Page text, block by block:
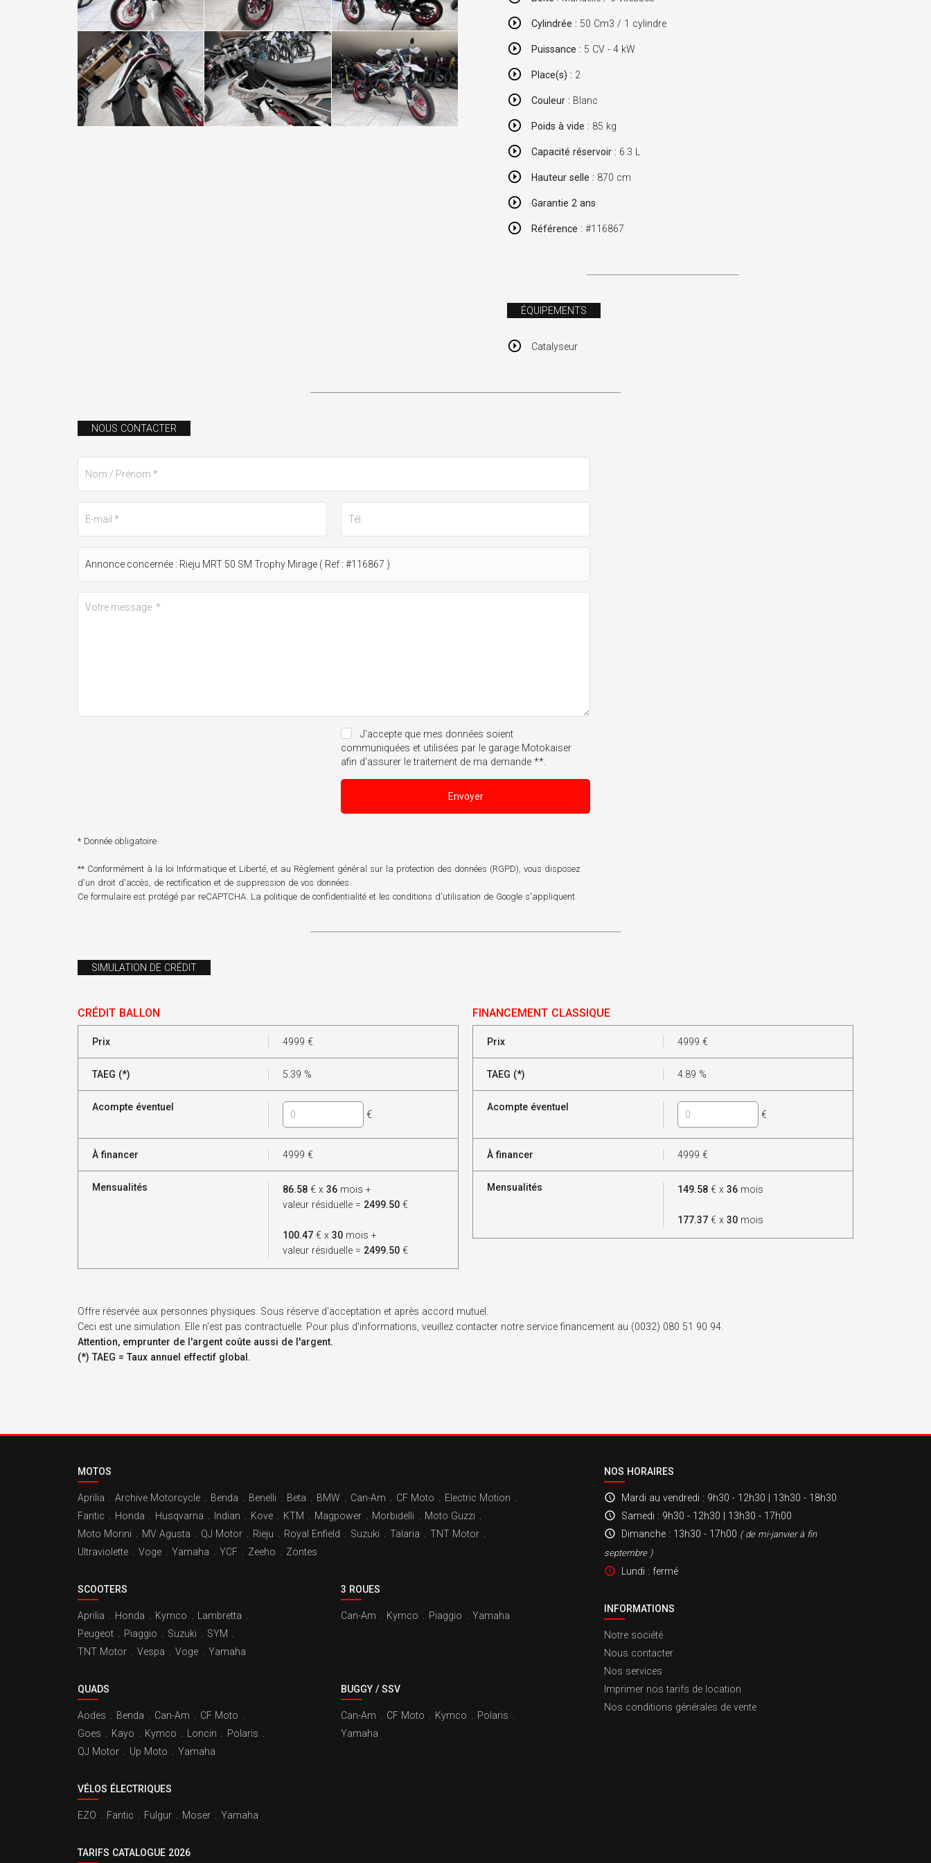
Cylindrée : 50 Cm3 / 1 cylindre
Puissance : 5 CV - 4 kW
Place(s) : 2
Couleur : Blanc
Poids à vide : 85 kg
Capacité réservoir : 6.3 L
Hauteur selle : 870 cm
Garantie 2 ans
Référence : #116867
ÉQUIPEMENTS
Catalyseur
NOUS CONTACTER
J'accepte que mes données soient
communiquées et utilisées par le garage Motokaiser
afin d'assurer le traitement de ma demande **.
Envoyer
* Donnée obligatoire
** Conformément à la loi Informatique et Liberté, et au Règlement général sur la protection des données (RGPD), vous disposez
d'un droit d'accès, de rectification et de suppression de vos données.
Ce formulaire est protégé par reCAPTCHA. La politique de confidentialité et les conditions d'utilisation de Google s'appliquent.
SIMULATION DE CRÉDIT
CRÉDIT BALLON
Prix 4999 €
TAEG (*) 5.39 %
Acompte éventuel
€
À financer 4999 €
Mensualités 86.58 € x 36 mois +
valeur résiduelle = 2499.50 €
100.47 € x 30 mois +
valeur résiduelle = 2499.50 €
FINANCEMENT CLASSIQUE
Prix 4999 €
TAEG (*) 4.89 %
Acompte éventuel
€
À financer 4999 €
Mensualités 149.58 € x 36 mois
177.37 € x 30 mois
Offre réservée aux personnes physiques. Sous réserve d'acceptation et après accord mutuel.
Ceci est une simulation. Elle n'est pas contractuelle. Pour plus d'informations, veuillez contacter notre service financement au (0032) 080 51 90 94.
Attention, emprunter de l'argent coûte aussi de l'argent.
(*) TAEG = Taux annuel effectif global.
MOTOS
Aprilia Archive Motorcycle Benda Benelli Beta BMW Can-Am CF Moto Electric Motion
Fantic
Honda Husqvarna Indian Kove KTM Magpower Morbidelli Moto Guzzi
Moto Morini
MV Agusta QJ Motor Rieju Royal Enfield Suzuki Talaria TNT Motor
Ultraviolette
Voge Yamaha YCF Zeeho Zontes
SCOOTERS
Aprilia Honda Kymco Lambretta
Peugeot
Piaggio Suzuki SYM
TNT Motor
Vespa Voge Yamaha
3 ROUES
Can-Am Kymco Piaggio Yamaha
QUADS
Aodes Benda Can-Am CF Moto
Goes
Kayo Kymco Loncin Polaris
QJ Motor
Up Moto Yamaha
BUGGY / SSV
Can-Am CF Moto Kymco Polaris
Yamaha
VÉLOS ÉLECTRIQUES
EZO Fantic Fulgur Moser Yamaha
TARIFS CATALOGUE 2026
NOS HORAIRES
Mardi au vendredi : 9h30 - 12h30 | 13h30 - 18h30
Samedi : 9h30 - 12h30 | 13h30 - 17h00
Dimanche : 13h30 - 17h00 ( de mi-janvier à fin
septembre )
Lundi : fermé
INFORMATIONS
Notre société
Nous contacter
Nos services
Imprimer nos tarifs de location
Nos conditions générales de vente